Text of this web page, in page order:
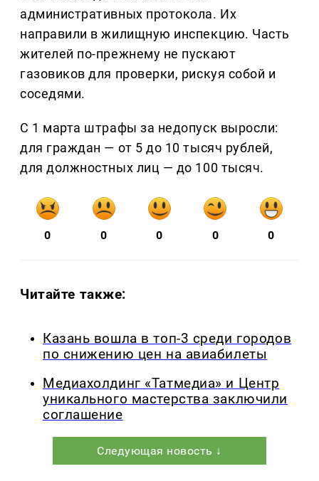
административных протокола. Их
направили в жилищную инспекцию. Часть
жителей по-прежнему не пускают
газовиков для проверки, рискуя собой и
соседями.
С 1 марта штрафы за недопуск выросли:
для граждан — от 5 до 10 тысяч рублей,
для должностных лиц — до 100 тысяч.
0 0 0 0 0
Читайте также:
Казань вошла в топ-3 среди городов
по снижению цен на авиабилеты
Медиахолдинг «Татмедиа» и Центр
уникального мастерства заключили
соглашение
Следующая новость ↓